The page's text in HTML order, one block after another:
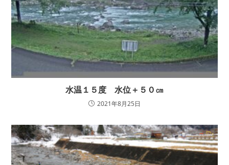
水温１５度 水位＋５０㎝
2021年8月25日